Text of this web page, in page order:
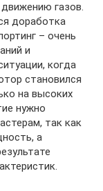
газов.
доработка
– очень
и
когда
становился
на высоких
нужно
так как
а